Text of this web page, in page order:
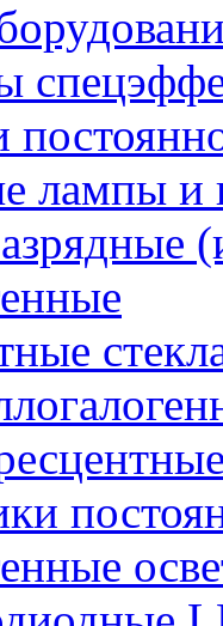
лампы и